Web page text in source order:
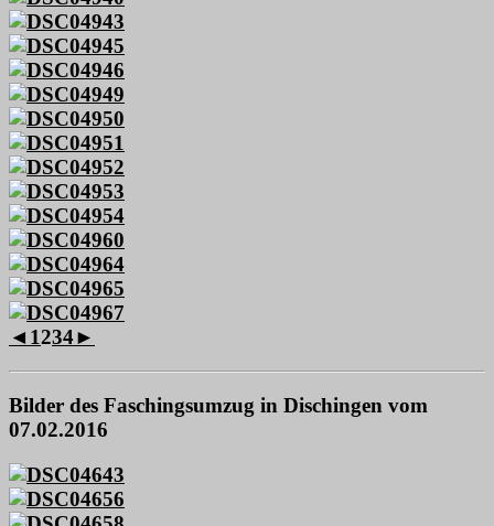
◄ 1234►
Bilder des Faschingsumzug in Dischingen vom
07.02.2016